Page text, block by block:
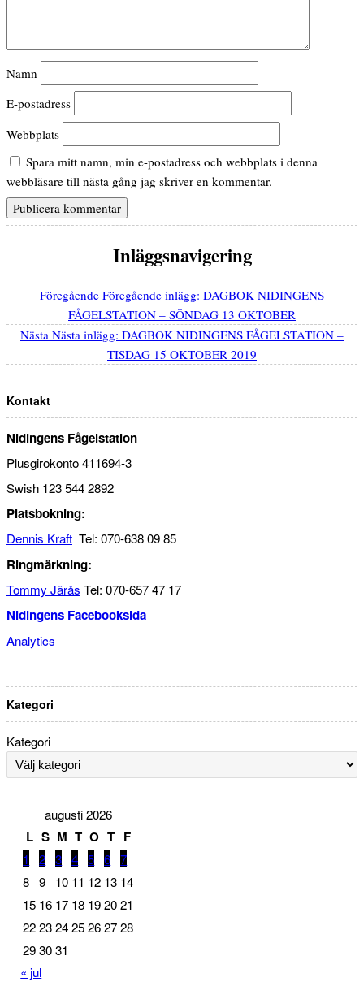
Namn
E-postadress
Webbplats
Spara mitt namn, min e-postadress och webbplats i denna
webbläsare till nästa gång jag skriver en kommentar.
Inläggsnavigering
Föregående Föregående inlägg: DAGBOK NIDINGENS
FÅGELSTATION – SÖNDAG 13 OKTOBER
Nästa Nästa inlägg: DAGBOK NIDINGENS FÅGELSTATION –
TISDAG 15 OKTOBER 2019
Kontakt
Nidingens Fågelstation
Plusgirokonto 411694-3
Swish 123 544 2892
Platsbokning:
Dennis Kraft Tel: 070-638 09 85
Ringmärkning:
Tommy Järås Tel: 070-657 47 17
Nidingens Facebooksida
Analytics
Kategori
Kategori
augusti 2026
L S M T O T F
1 2 3 4 5 6 7
8 9 10 11 12 13 14
15 16 17 18 19 20 21
22 23 24 25 26 27 28
29 30 31
« jul